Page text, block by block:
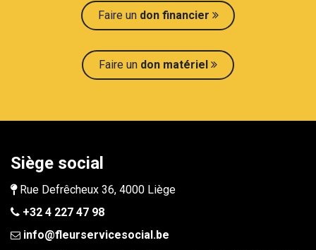
Faire un don financier
Faire un don maté​​riel
Siège social
Rue Defrêcheux 36, 4000 Liège
+32 4 227 47 98
info@fleurservicesocial.be​